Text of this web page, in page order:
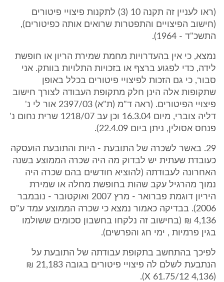
(ראו לעניין זה תקנה 10 (3) לתקנות פיצויי פיטורים
(חישוב הפיצויים והתפטרות שרואים אותה כפיטורים),
התשכ"ד - 1964).
נמצא, כי אין בהעדרויות מחמת שמירת הריון או חופשת
לידה, כדי לפגוע ברצף או בזכויות התלויות בוותק. אני
סבור, כי גם הזכות לפיצויי פיטורים בכלל באופן
שתקופות אלה הינן חלק מתקופת העבודה לצורך חישוב
פיצויי הפיטורים. (ראה ד"מ (ת"א) 2397/03 אור לי נ'
דליה צוברי, מיום 16.3.04 וכן עב 1218/07 שרית נחום נ'
פנחס אסולין, ניתן ביום 22.4.09).
29. באשר לשכרה של התובעת - היות והתובעת הועסקה
כעובדת שעתית יש לבדוק מה היה שכרה הממוצע בשנה
האחרונה לעבודתה (להוציא חודשים בהם שכרה היה
נמוך מהרגיל עקב שהות בחופשת מחלה או שמירת
היריון דוגמת פברואר - מרץ 2007 ואוקטובר - נובמבר
2006). בבדיקה כאמור נמצא כי שכרה הממוצע עמד ע"ס
4,136 ₪ (בחישוב זה נלקחו בחשבון סכומים ששולמו
בגין פרמיות , ימי חג והפרשים).
לפיכך בהתחשב בתקופת עבודתה של התובעת על
הנתבעת לשלם לה פיצויי פיטורים בגובה 21,183 ₪
(4,136 X 61.75/12).